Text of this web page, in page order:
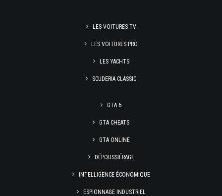
LES VOITURES TV
LES VOITURES PRO
LES YACHTS
SCUDERIA CLASSIC
GTA 6
GTA CHEATS
GTA ONLINE
DÉPOUSSIÉRAGE
INTELLIGENCE ÉCONOMIQUE
ESPIONNAGE INDUSTRIEL